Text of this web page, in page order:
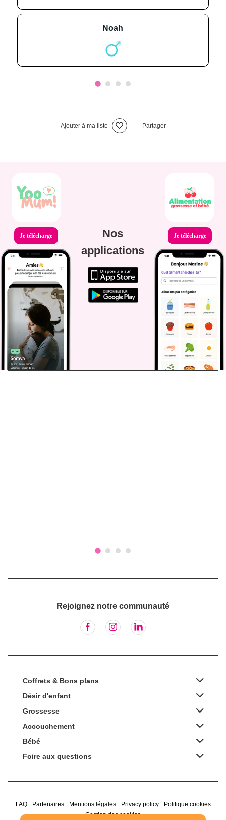
noah
Ajouter à ma liste Partager
Je télécharge
Nos
applications
Je télécharge
Rejoignez notre communauté
Coffrets & Bons plans
Désir d'enfant
Grossesse
Accouchement
Bébé
Foire aux questions
FAQ Partenaires Mentions légales Privacy policy
Politique cookies
Gestion des cookies